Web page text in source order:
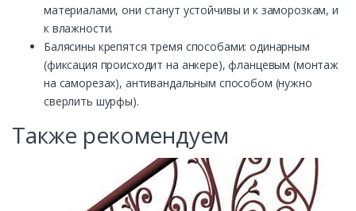
материалами, они станут устойчивы и к заморозкам, и
к влажности.
Балясины крепятся тремя способами: одинарным
(фиксация происходит на анкере), фланцевым (монтаж
на саморезах), антивандальным способом (нужно
сверлить шурфы).
Также рекомендуем